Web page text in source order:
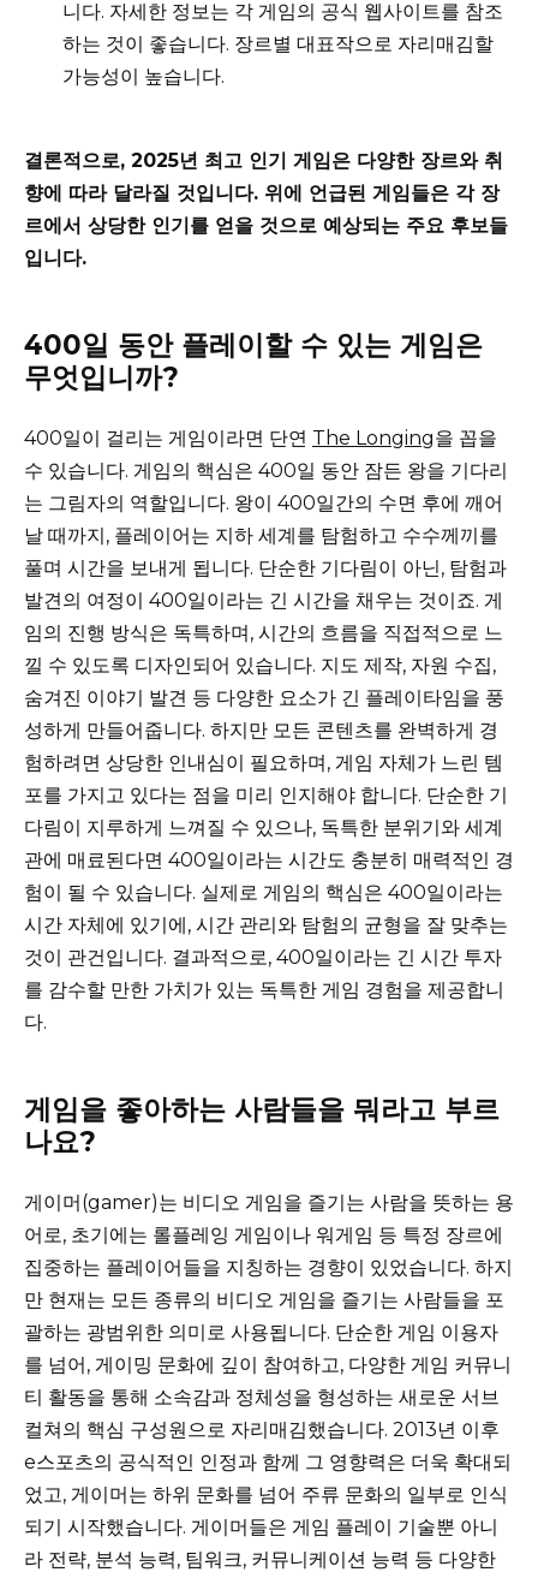
니다. 자세한 정보는 각 게임의 공식 웹사이트를 참조
하는 것이 좋습니다. 장르별 대표작으로 자리매김할
가능성이 높습니다.
결론적으로, 2025년 최고 인기 게임은 다양한 장르와 취
향에 따라 달라질 것입니다. 위에 언급된 게임들은 각 장
르에서 상당한 인기를 얻을 것으로 예상되는 주요 후보들
입니다.
400일 동안 플레이할 수 있는 게임은
무엇입니까?
400일이 걸리는 게임이라면 단연 The Longing을 꼽을
수 있습니다. 게임의 핵심은 400일 동안 잠든 왕을 기다리
는 그림자의 역할입니다. 왕이 400일간의 수면 후에 깨어
날 때까지, 플레이어는 지하 세계를 탐험하고 수수께끼를
풀며 시간을 보내게 됩니다. 단순한 기다림이 아닌, 탐험과
발견의 여정이 400일이라는 긴 시간을 채우는 것이죠. 게
임의 진행 방식은 독특하며, 시간의 흐름을 직접적으로 느
낄 수 있도록 디자인되어 있습니다. 지도 제작, 자원 수집,
숨겨진 이야기 발견 등 다양한 요소가 긴 플레이타임을 풍
성하게 만들어줍니다. 하지만 모든 콘텐츠를 완벽하게 경
험하려면 상당한 인내심이 필요하며, 게임 자체가 느린 템
포를 가지고 있다는 점을 미리 인지해야 합니다. 단순한 기
다림이 지루하게 느껴질 수 있으나, 독특한 분위기와 세계
관에 매료된다면 400일이라는 시간도 충분히 매력적인 경
험이 될 수 있습니다. 실제로 게임의 핵심은 400일이라는
시간 자체에 있기에, 시간 관리와 탐험의 균형을 잘 맞추는
것이 관건입니다. 결과적으로, 400일이라는 긴 시간 투자
를 감수할 만한 가치가 있는 독특한 게임 경험을 제공합니
다.
게임을 좋아하는 사람들을 뭐라고 부르
나요?
게이머(gamer)는 비디오 게임을 즐기는 사람을 뜻하는 용
어로, 초기에는 롤플레잉 게임이나 워게임 등 특정 장르에
집중하는 플레이어들을 지칭하는 경향이 있었습니다. 하지
만 현재는 모든 종류의 비디오 게임을 즐기는 사람들을 포
괄하는 광범위한 의미로 사용됩니다. 단순한 게임 이용자
를 넘어, 게이밍 문화에 깊이 참여하고, 다양한 게임 커뮤니
티 활동을 통해 소속감과 정체성을 형성하는 새로운 서브
컬쳐의 핵심 구성원으로 자리매김했습니다. 2013년 이후
e스포츠의 공식적인 인정과 함께 그 영향력은 더욱 확대되
었고, 게이머는 하위 문화를 넘어 주류 문화의 일부로 인식
되기 시작했습니다. 게이머들은 게임 플레이 기술뿐 아니
라 전략, 분석 능력, 팀워크, 커뮤니케이션 능력 등 다양한